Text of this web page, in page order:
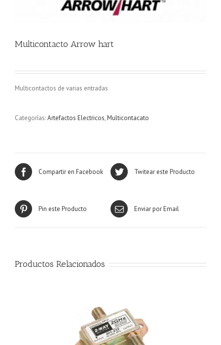
Multicontacto Arrow hart
Multicontactos de varias entradas
Categorías:Artefactos Electricos,Multicontacato
Compartir en Facebook Twitear este Producto
Pin este Producto Enviar por Email
Productos Relacionados